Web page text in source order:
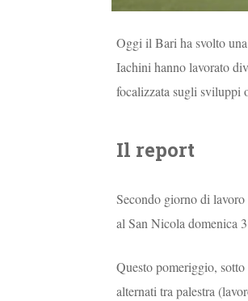
Oggi il Bari ha svolto
Iachini hanno lavorato
focalizzata sugli sviluppi
Il report
Secondo giorno di
al San Nicola domenica
Questo pomeriggio,
alternati tra palestra